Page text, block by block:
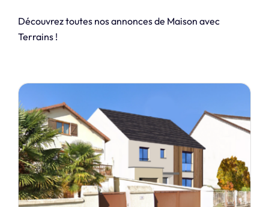
Découvrez toutes nos annonces de Maison avec
Terrains !